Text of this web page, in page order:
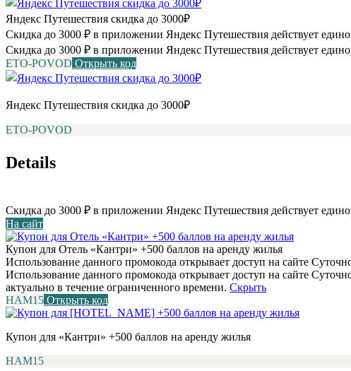
Яндекс Путешествия скидка до 3000₽
Скидка до 3000 ₽ в приложении Яндекс Путешествия действует
Скидка до 3000 ₽ в приложении Яндекс Путешествия действует
ETO-POVOD Открыть код
Яндекс Путешествия скидка до 3000₽
ETO-POVOD
Details
Скидка до 3000 ₽ в приложении Яндекс Путешествия действует
На сайт
Купон для Отель «Кантри» +500 баллов на аренду жилья
Использование данного промокода открывает доступ на сайте
Использование данного промокода открывает доступ на сайте
актуально в течение ограниченного времени. Скрыть
НАМ15 Открыть код
Купон для «Кантри» +500 баллов на аренду жилья
НАМ15